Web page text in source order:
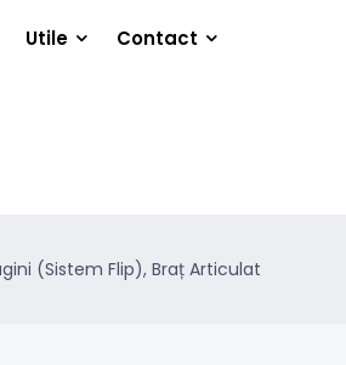
Utile Contact
(Sistem Flip), Braț Articulat